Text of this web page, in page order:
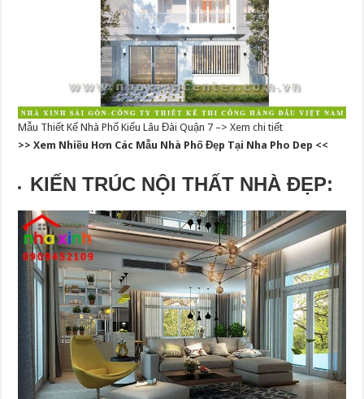
Mẫu Thiết Kế Nhà Phố Kiểu Lâu Đài Quận 7 –> Xem chi tiết
>> Xem Nhiều Hơn Các Mẫu Nhà Phố Đẹp Tại Nha Pho Dep <<
KIẾN TRÚC NỘI THẤT NHÀ ĐẸP: